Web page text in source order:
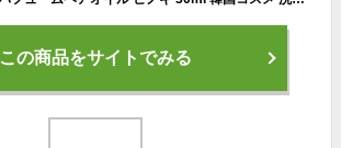
この商品をサイトでみる